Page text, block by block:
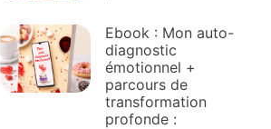
Ebook : Mon auto-
diagnostic
émotionnel +
parcours de
transformation
profonde :